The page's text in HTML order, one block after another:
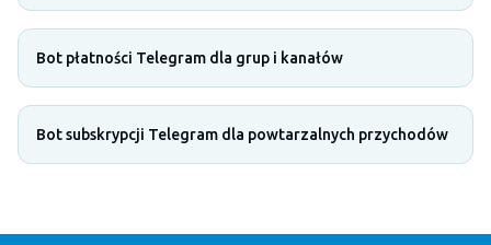
Bot płatności Telegram dla grup i kanałów
Bot subskrypcji Telegram dla powtarzalnych przychodów